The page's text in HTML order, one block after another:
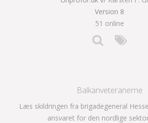
Version 8
51 online
Balkanveteranerne
Læs skildringen fra brigadegeneral
ansvaret for den nordlige